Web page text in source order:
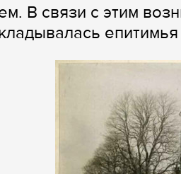
В связи с этим
епитимья